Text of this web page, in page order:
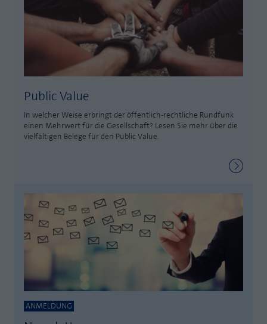
Public Value
In welcher Weise erbringt der öffentlich-rechtliche Rundfunk
einen Mehrwert für die Gesellschaft? Lesen Sie mehr über die
vielfältigen Belege für den Public Value.
ANMELDUNG